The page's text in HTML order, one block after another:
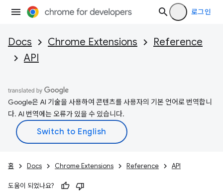
로그인
Docs Chrome Extensions
Reference
API
Google은 AI 기술을 사용하여 콘텐츠를 사용자의 기본 언어로 번역합니
다. AI 번역에는 오류가 있을 수 있습니다.
홈 Docs Chrome Extensions Reference API
도움이 되었나요?